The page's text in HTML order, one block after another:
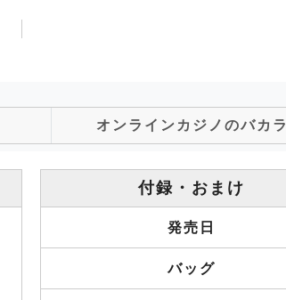
オンラインカジノのバカラ
付録・おまけ
発売日
バッグ